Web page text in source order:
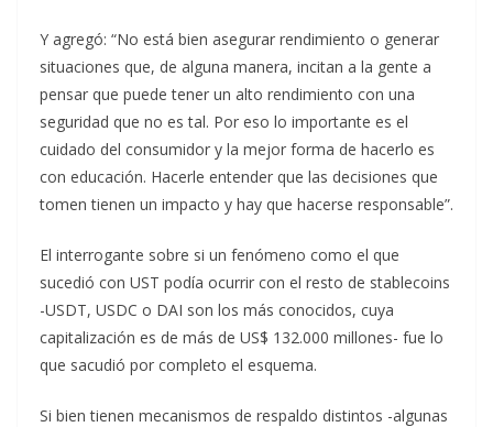
Y agregó: “No está bien asegurar rendimiento o generar
situaciones que, de alguna manera, incitan a la gente a
pensar que puede tener un alto rendimiento con una
seguridad que no es tal. Por eso lo importante es el
cuidado del consumidor y la mejor forma de hacerlo es
con educación. Hacerle entender que las decisiones que
tomen tienen un impacto y hay que hacerse responsable”.
El interrogante sobre si un fenómeno como el que
sucedió con UST podía ocurrir con el resto de stablecoins
-USDT, USDC o DAI son los más conocidos, cuya
capitalización es de más de US$ 132.000 millones- fue lo
que sacudió por completo el esquema.
Si bien tienen mecanismos de respaldo distintos -algunas